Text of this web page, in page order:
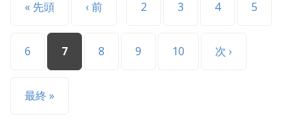
ページ
« 先頭 ‹ 前
2
3 4 5
6 7 8 9 10 次 ›
最終 »